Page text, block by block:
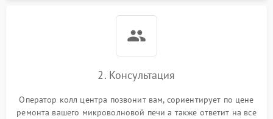
1000 ₽
2. Консультация
Оператор колл центра позвонит вам, сориентирует по цене
ремонта вашего микроволновой печи а также ответит на все